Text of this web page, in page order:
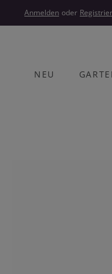
Hauptinhalt
Zur Hauptnavigation
Anmelden oder
NEU